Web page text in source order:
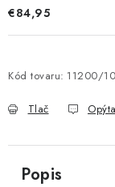
€84,95
Kód tovaru: 11200/
Tlač
Popis